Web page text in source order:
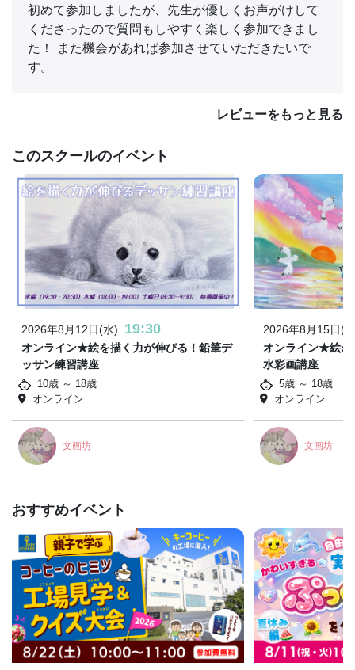
初めて参加しましたが、先生が優しくお声がけして
くださったので質問もしやすく楽しく参加できまし
た！ また機会があれば参加させていただきたいで
す。
レビューをもっと見る
このスクールのイベント
2026年8月12日(水) 19:30
オンライン★絵を描く力が伸びる！鉛筆デ
ッサン練習講座
10歳 ～ 18歳
オンライン
文画坊
2026年8月15日(
オンライン★絵
水彩画講座
5歳 ～ 18歳
オンライン
文画坊
おすすめイベント